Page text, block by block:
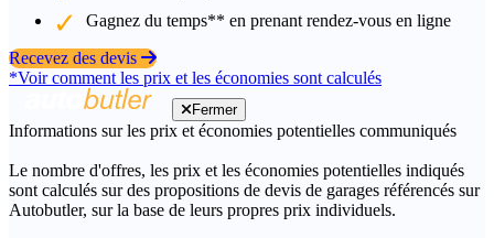
Gagnez du temps** en prenant rendez-vous en ligne
Recevez des devis
*Voir comment les prix et les économies sont calculés
Fermer
Informations sur les prix et économies potentielles communiqués
Le nombre d'offres, les prix et les économies potentielles indiqués
sont calculés sur des propositions de devis de garages référencés sur
Autobutler, sur la base de leurs propres prix individuels.